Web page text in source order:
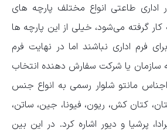
اداری طاعتی انواع مختلف پارچه های
گرفته می‌شود، خیلی از این پارچه ها
فرم اداری نباشند اما در نهایت فرم
سازمان یا شرکت سفارش دهنده انتخاب
مانتو شلوار رسمی به انواع جنس
کتان کش، ریون، فیونا، جین، ساتن،
پرشیا و دیور اشاره کرد. در این بین